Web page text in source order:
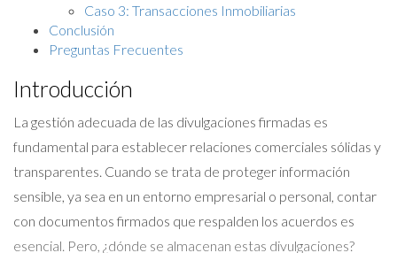
Caso 3: Transacciones Inmobiliarias
Conclusión
Preguntas Frecuentes
Introducción
La gestión adecuada de las divulgaciones firmadas es
fundamental para establecer relaciones comerciales sólidas y
transparentes. Cuando se trata de proteger información
sensible, ya sea en un entorno empresarial o personal, contar
con documentos firmados que respalden los acuerdos es
esencial. Pero, ¿dónde se almacenan estas divulgaciones?